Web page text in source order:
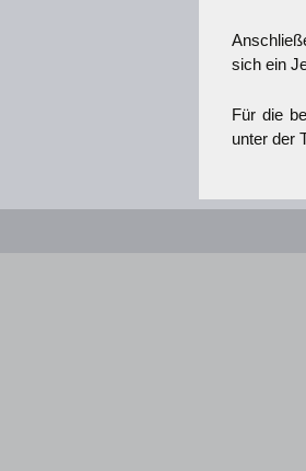
sich ein
Für die
unter der